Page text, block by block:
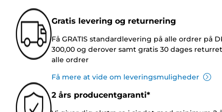
Gratis levering og returnering
Få GRATIS standardlevering på alle ordrer på
300,00 og derover samt gratis 30 dages
alle ordrer
Få mere at vide om leveringsmuligheder
2 års producentgaranti*